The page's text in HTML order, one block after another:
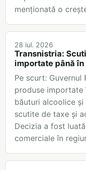
menționată o
28 iul. 2026
Transnistria:
importate până
Pe scurt: Guvernul
produse importate
băuturi alcoolice
scutite de taxe și
Decizia a fost
comerciale în